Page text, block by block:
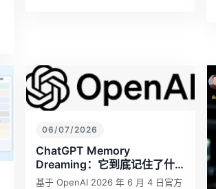
06/07/2026
ChatGPT Memory
Dreaming：它到底记住了什
么，又该怎么用？
基于 OpenAI 2026 年 6 月 4 日官方